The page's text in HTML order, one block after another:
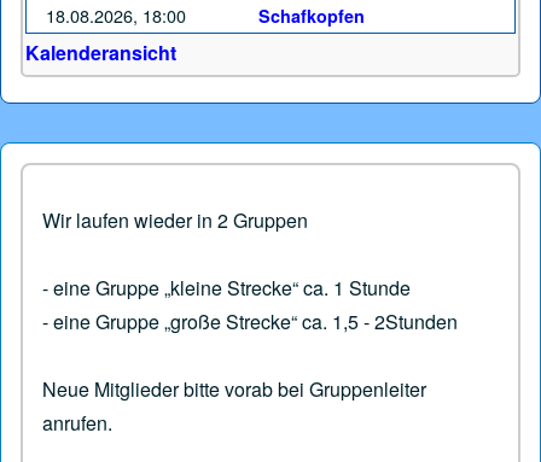
Wir laufen wieder in 2 Gruppen
- eine Gruppe „kleine Strecke“ ca. 1 Stunde
- eine Gruppe „große Strecke“ ca. 1,5 - 2Stunden
Neue Mitglieder bitte vorab bei Gruppenleiter
anrufen.
18.08.2026, 18:00 Schafkopfen
Kalenderansicht